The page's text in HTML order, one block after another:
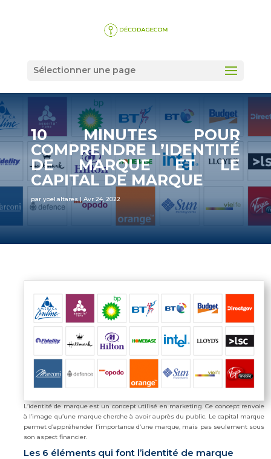
Sélectionner une page
10 MINUTES POUR
COMPRENDRE L’IDENTITÉ
DE MARQUE ET LE
CAPITAL DE MARQUE
par yoel.altares|Avr 24, 2022
L’identité de marque est un concept utilisé en marketing. Ce concept renvoie
à l’image qu’une marque cherche à avoir auprès du public. Le capital marque
permet d’appréhender l’importance d’une marque, mais pas seulement sous
son aspect financier.
Les 6 éléments qui font l’identité de marque